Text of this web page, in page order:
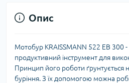
Опис
Мотобур KRAISSMANN 522 EB 300
продуктивний інструмент для
Принцип його роботи ґрунтується
буріння. З їх допомогою можна